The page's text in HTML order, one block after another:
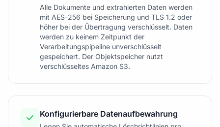
Alle Dokumente und extrahierten Daten werden
mit AES-256 bei Speicherung und TLS 1.2 oder
höher bei der Übertragung verschlüsselt. Daten
werden zu keinem Zeitpunkt der
Verarbeitungspipeline unverschlüsselt
gespeichert. Der Objektspeicher nutzt
verschlüsseltes Amazon S3.
Konfigurierbare Datenaufbewahrung